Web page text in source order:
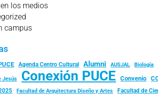
los medios
campus
Agenda Centro Cultural Alumni AUSJAL Biología
Jesús Conexión PUCE Convenio
Facultad de Arquitectura Diseño y Artes Facultad de